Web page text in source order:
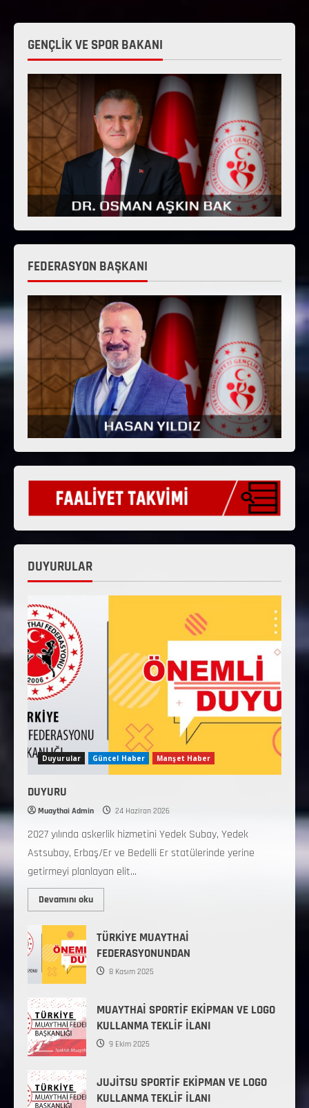
GENÇLİK VE SPOR BAKANI
FEDERASYON BAŞKANI
DUYURULAR
Duyurular Güncel Haber Manşet Haber
DUYURU
Muaythai Admin 24 Haziran 2026
2027 yılında askerlik hizmetini Yedek Subay, Yedek
Astsubay, Erbaş/Er ve Bedelli Er statülerinde yerine
getirmeyi planlayan elit...
Devamını oku
TÜRKİYE MUAYTHAİ
FEDERASYONUNDAN
8 Kasım 2025
MUAYTHAİ SPORTİF EKİPMAN VE LOGO
KULLANMA TEKLİF İLANI
9 Ekim 2025
JUJİTSU SPORTİF EKİPMAN VE LOGO
KULLANMA TEKLİF İLANI